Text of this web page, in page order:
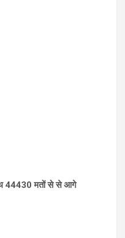
44430 मतों से से आगे